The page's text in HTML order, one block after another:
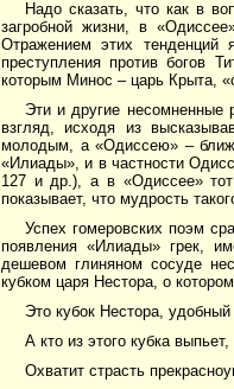
Надо сказать, что как в
загробной жизни, в
Отражением этих
преступления против богов
которым Минос – царь Крыта,
Эти и другие
взгляд, исходя из
молодым, а «Одиссею» –
«Илиады», и в частности
127 и др.), а в «Одиссее»
показывает, что мудрость
Успех гомеровских поэм
появления «Илиады» грек,
дешевом глиняном сосуде
кубком царя Нестора, о
Это кубок Нестора,
А кто из этого кубка
Охватит страсть